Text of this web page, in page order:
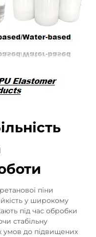
піни
у широкому
під час обробки
стабільну
умов до підвищених